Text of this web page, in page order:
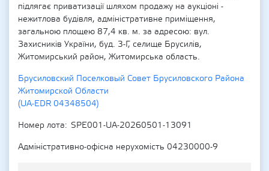
підлягає приватизації шляхом продажу на аукціоні -
нежитлова будівля, адміністративне приміщення,
загальною площею 87,4 кв. м. за адресою: вул.
Захисників України, буд. 3-Г, селище Брусилів,
Житомирський район, Житомирська область.
Брусиловский Поселковый Совет Брусиловского Района
Житомирской Области
(UA-EDR 04348504)
Номер лота
SPE001-UA-20260501-13091
Адміністративно-офісна нерухомість 04230000-9